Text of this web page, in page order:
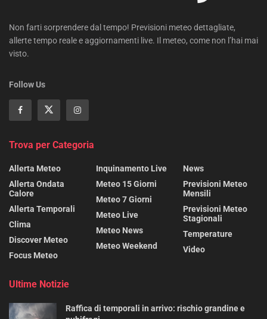
Non farti sorprendere dal tempo! Previsioni meteo dettagliate,
allerte tempo reale e aggiornamenti live. Il meteo, come non l’hai mai
visto.
Follow Us
Trova per Categoria
Allerta Meteo
Allerta Ondata
Calore
Allerta Temporali
Clima
Discover Meteo
Focus Meteo
Inquinamento Live
Meteo 15 Giorni
Meteo 7 Giorni
Meteo Live
Meteo News
Meteo Weekend
News
Previsioni Meteo
Mensili
Previsioni Meteo
Stagionali
Temperature
Video
Ultime Notizie
Raffica di temporali in arrivo: rischio grandine e